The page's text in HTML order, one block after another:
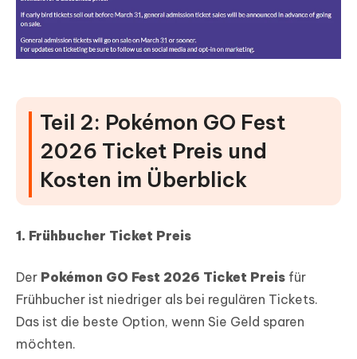
Teil 2: Pokémon GO Fest
2026 Ticket Preis und
Kosten im Überblick
1. Frühbucher Ticket Preis
Der Pokémon GO Fest 2026 Ticket Preis für
Frühbucher ist niedriger als bei regulären Tickets.
Das ist die beste Option, wenn Sie Geld sparen
möchten.